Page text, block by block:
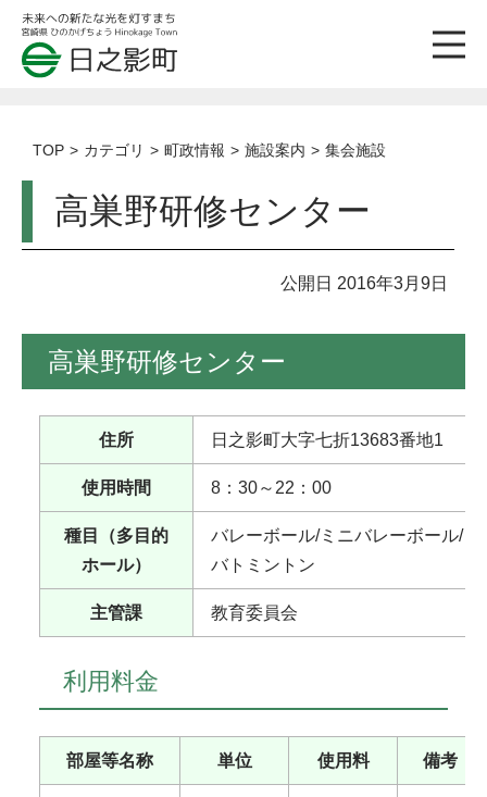
TOP カテゴリ 町政情報 施設案内 集会施設
高巣野研修センター
公開日 2016年3月9日
高巣野研修センター
住所 日之影町大字七折13683番地1
使用時間 8：30～22：00
種目（多目的
ホール）
バレーボール/ミニバレーボール/
バトミントン
主管課 教育委員会
利用料金
部屋等名称 単位 使用料 備考